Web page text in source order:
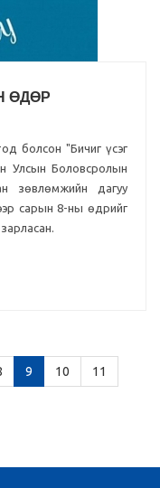
ӨДӨР
болсон "Бичиг үсэг
Улсын Боловсролын
зөвлөмжийн дагуу
сарын 8-ны өдрийг
9 10 11